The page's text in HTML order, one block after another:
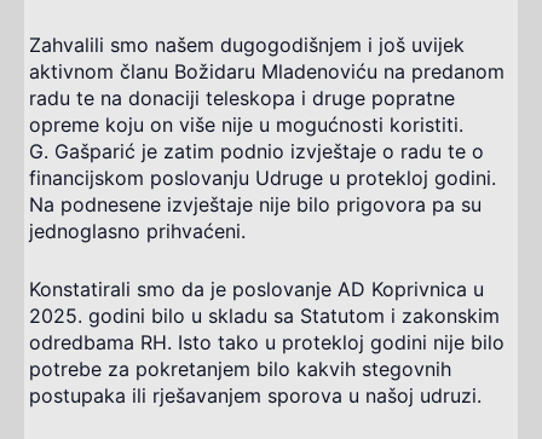
Zahvalili smo našem dugogodišnjem i još uvijek
aktivnom članu Božidaru Mladenoviću na predanom
radu te na donaciji teleskopa i druge popratne
opreme koju on više nije u mogućnosti koristiti.
G. Gašparić je zatim podnio izvještaje o radu te o
financijskom poslovanju Udruge u protekloj godini.
Na podnesene izvještaje nije bilo prigovora pa su
jednoglasno prihvaćeni.
Konstatirali smo da je poslovanje AD Koprivnica u
2025. godini bilo u skladu sa Statutom i zakonskim
odredbama RH. Isto tako u protekloj godini nije bilo
potrebe za pokretanjem bilo kakvih stegovnih
postupaka ili rješavanjem sporova u našoj udruzi.